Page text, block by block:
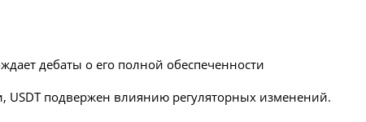
дебаты о его полной обеспеченности
USDT подвержен влиянию регуляторных изменений.